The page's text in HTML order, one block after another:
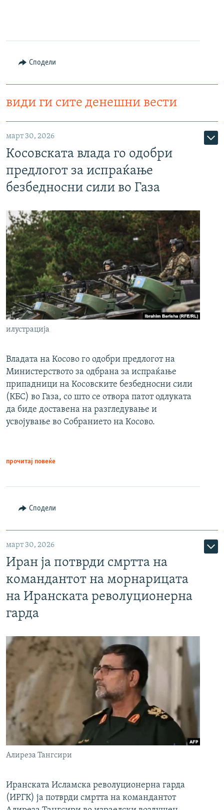
Сподели
види ги сите денешни вести
март 30, 2026
Косовската влада го одобри
предлогот за испраќање
безбедносни сили во Газа
илустрација
Владата на Косово го одобри предлогот на
Министерството за одбрана за испраќање
припадници на Косовските безбедносни сили
(КБС) во Газа, со што се отвора патот одлуката
да биде доставена на разгледување и
усвојување во Собранието на Косово.
прочитај повеќе
Сподели
март 30, 2026
Иран ја потврди смртта на
командантот на морнарицата
на Иранската револуционерна
гарда
Алиреза Тангсири
Иранската Исламска револуционерна гарда
(ИРГК) ја потврди смртта на командантот